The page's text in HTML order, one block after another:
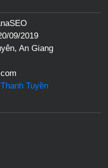
09/2019
An Giang
Tuyền